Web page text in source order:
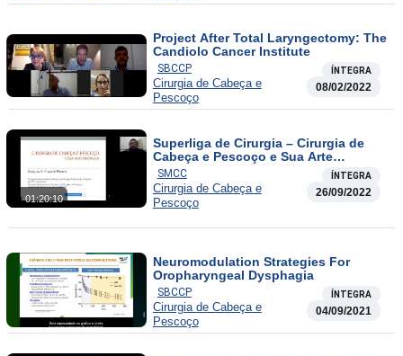
Project After Total Laryngectomy: The
Candiolo Cancer Institute
SBCCP ÍNTEGRA
Cirurgia de Cabeça e
Pescoço
08/02/2022
01:20:10
Superliga de Cirurgia – Cirurgia de
Cabeça e Pescoço e Sua Arte
Cirúrgica
SMCC ÍNTEGRA
Cirurgia de Cabeça e
Pescoço
26/09/2022
Neuromodulation Strategies For
Oropharyngeal Dysphagia
SBCCP ÍNTEGRA
Cirurgia de Cabeça e
Pescoço
04/09/2021